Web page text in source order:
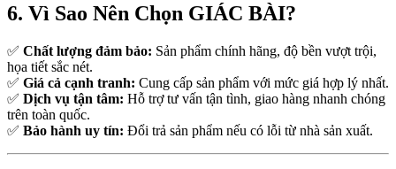
6. Vì Sao Nên Chọn GIÁC BÀI?
✅ Chất lượng đảm bảo: Sản phẩm chính hãng, độ bền vượt trội,
họa tiết sắc nét.
✅ Giá cả cạnh tranh: Cung cấp sản phẩm với mức giá hợp lý nhất.
✅ Dịch vụ tận tâm: Hỗ trợ tư vấn tận tình, giao hàng nhanh chóng
trên toàn quốc.
✅ Bảo hành uy tín: Đổi trả sản phẩm nếu có lỗi từ nhà sản xuất.